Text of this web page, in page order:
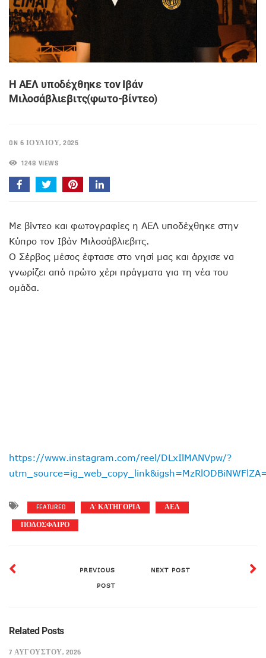
H AEΛ υποδέχθηκε τον Ιβάν
Μιλοσάβλιεβιτς(φωτο-βίντεο)
ON 6 ΙΟΥΛΊΟΥ, 2025
1248 VIEWS
Με βίντεο και φωτογραφίες η ΑΕΛ υποδέχθηκε στην
Κύπρο τον Ιβάν Μιλοσάβλιεβιτς.
Ο Σέρβος μέσος έφτασε στο νησί μας και άρχισε να
γνωρίζει από πρώτο χέρι πράγματα για τη νέα του
ομάδα.
https://www.instagram.com/reel/DLxIlMANVpw/?
FEATURED Α' ΚΑΤΗΓΟΡΙΑ
ΑΕΛ
ΠΟΔΟΣΦΑΙΡΟ
PREVIOUS
POST
NEXT POST
Related Posts
7 ΑΥΓΟΎΣΤΟΥ, 2026